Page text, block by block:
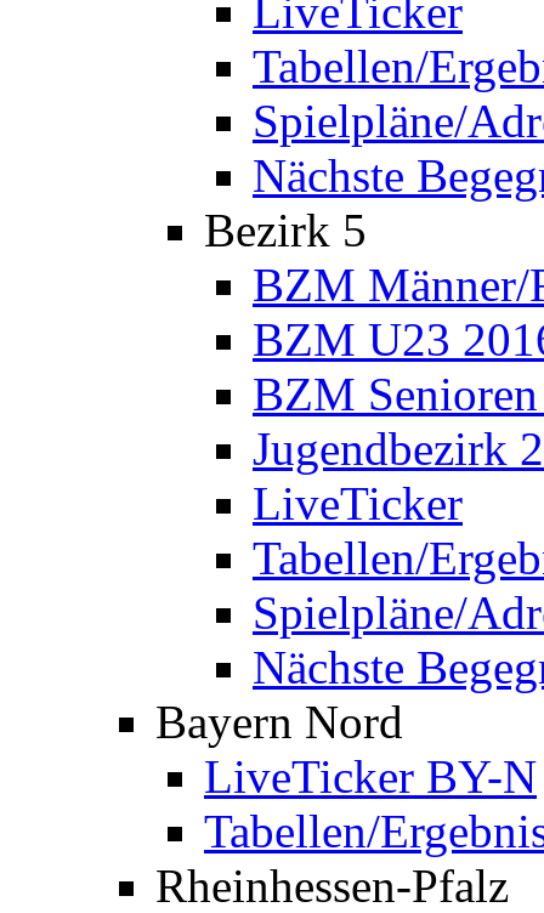
LiveTicker
Tabellen/
Spielpläne/
Nächste
Bezirk 5
BZM Männer/
BZM U23
BZM
Jugendbezirk
LiveTicker
Tabellen/
Spielpläne/
Nächste
Bayern Nord
LiveTicker BY-N
Tabellen/
Rheinhessen-Pfalz